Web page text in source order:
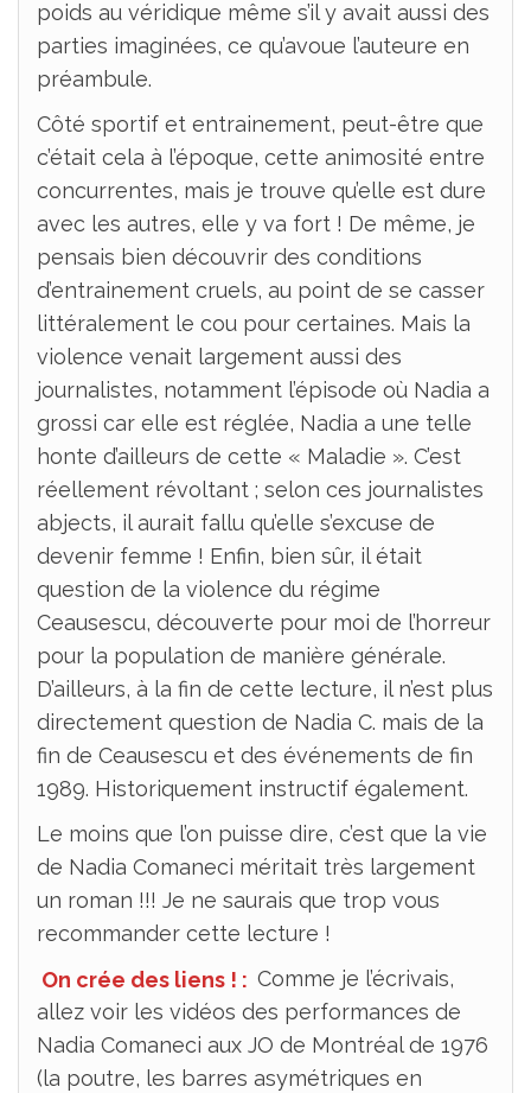
poids au véridique même s’il y avait aussi des
parties imaginées, ce qu’avoue l’auteure en
préambule.
Côté sportif et entrainement, peut-être que
c’était cela à l’époque, cette animosité entre
concurrentes, mais je trouve qu’elle est dure
avec les autres, elle y va fort ! De même, je
pensais bien découvrir des conditions
d’entrainement cruels, au point de se casser
littéralement le cou pour certaines. Mais la
violence venait largement aussi des
journalistes, notamment l’épisode où Nadia a
grossi car elle est réglée, Nadia a une telle
honte d’ailleurs de cette « Maladie ». C’est
réellement révoltant ; selon ces journalistes
abjects, il aurait fallu qu’elle s’excuse de
devenir femme ! Enfin, bien sûr, il était
question de la violence du régime
Ceausescu, découverte pour moi de l’horreur
pour la population de manière générale.
D’ailleurs, à la fin de cette lecture, il n’est plus
directement question de Nadia C. mais de la
fin de Ceausescu et des événements de fin
1989. Historiquement instructif également.
Le moins que l’on puisse dire, c’est que la vie
de Nadia Comaneci méritait très largement
un roman !!! Je ne saurais que trop vous
recommander cette lecture !
On crée des liens ! : Comme je l’écrivais,
allez voir les vidéos des performances de
Nadia Comaneci aux JO de Montréal de 1976
(la poutre, les barres asymétriques en